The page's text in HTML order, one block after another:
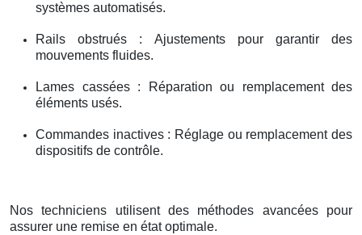
systèmes automatisés.
Rails obstrués : Ajustements pour garantir des
mouvements fluides.
Lames cassées : Réparation ou remplacement des
éléments usés.
Commandes inactives : Réglage ou remplacement des
dispositifs de contrôle.
Nos techniciens utilisent des méthodes avancées pour
assurer une remise en état optimale.